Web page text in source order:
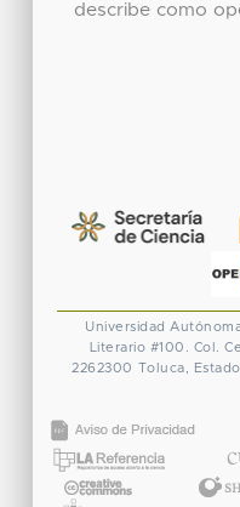
describe como
Universidad
Literario #100. Col.
2262300 Toluca,